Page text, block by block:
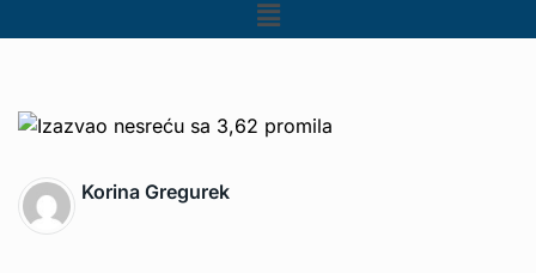
Korina Gregurek